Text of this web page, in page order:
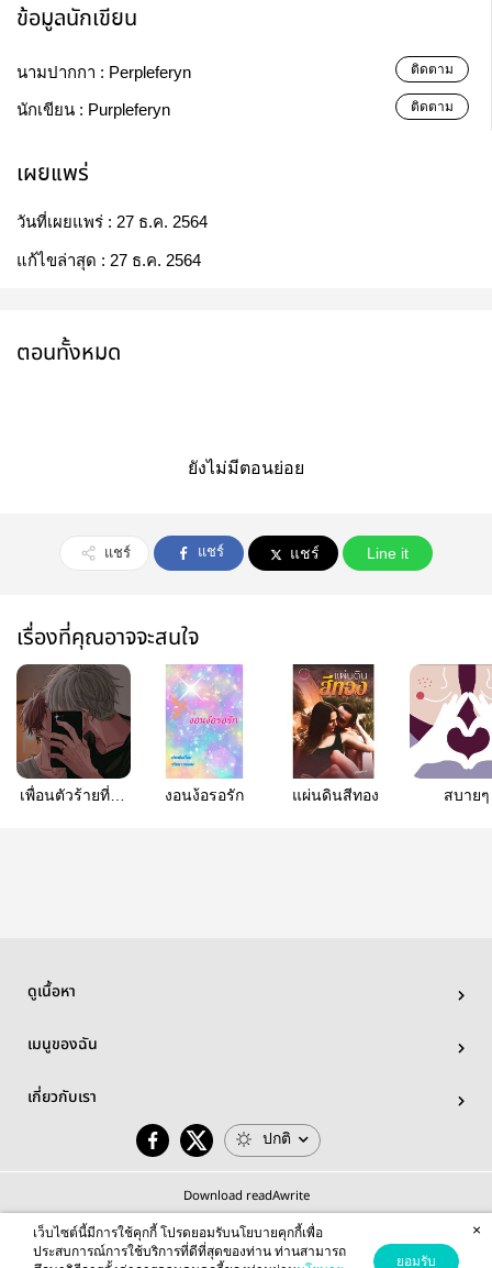
ข้อมูลนักเขียน
นามปากกา : Perpleferyn ติดตาม
นักเขียน : Purpleferyn ติดตาม
เผยแพร่
วันที่เผยแพร่ : 27 ธ.ค. 2564
แก้ไขล่าสุด : 27 ธ.ค. 2564
ตอนทั้งหมด
ยังไม่มีตอนย่อย
แชร์ แชร์ แชร์ Line it
เรื่องที่คุณอาจจะสนใจ
เพื่อนตัวร้ายที่ผม
งอนง้อรอรัก แผ่นดินสีทอง สบายๆ
ดูเนื้อหา
เมนูของฉัน
เกี่ยวกับเรา
ปกติ
Download readAwrite
เว็บไซต์นี้มีการใช้คุกกี้ โปรดยอมรับนโยบายคุกกี้เพื่อ
ประสบการณ์การใช้บริการที่ดีที่สุดของท่าน ท่านสามารถ
ยอมรับ
×